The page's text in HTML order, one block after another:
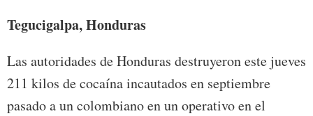
Tegucigalpa, Honduras
Las autoridades de Honduras destruyeron este jueves
211 kilos de cocaína incautados en septiembre
pasado a un colombiano en un operativo en el